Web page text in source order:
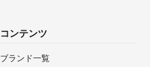
コンテンツ
ブランド一覧